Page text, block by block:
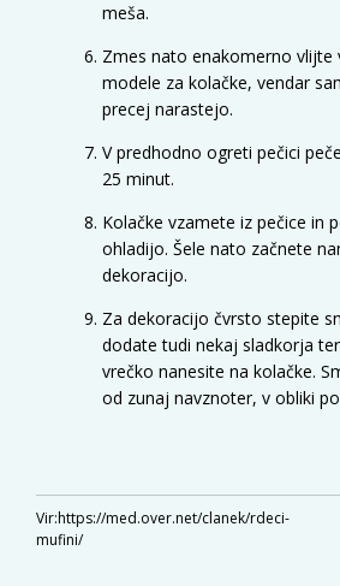
meša.
Zmes nato enakomerno vlijte
modele za kolačke, vendar
precej narastejo.
V predhodno ogreti pečici
25 minut.
Kolačke vzamete iz pečice in
ohladijo. Šele nato začnete
dekoracijo.
Za dekoracijo čvrsto stepite
dodate tudi nekaj sladkorja
vrečko nanesite na kolačke.
od zunaj navznoter, v obliki
Vir:https://med.over.net/clanek/rdeci-
mufini/